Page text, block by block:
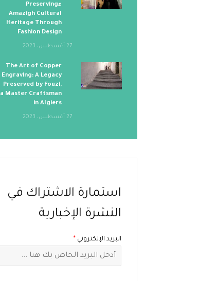
ءPreserving
Amazigh Cultural
Heritage Through
Fashion Design
27 أغسطس، 2023
The Art of Copper
Engraving: A Legacy
Preserved by Fouzi,
a Master Craftsman
in Algiers
27 أغسطس، 2023
استمارة الاشتراك في
النشرة الإخبارية
البريد الإلكتروني *